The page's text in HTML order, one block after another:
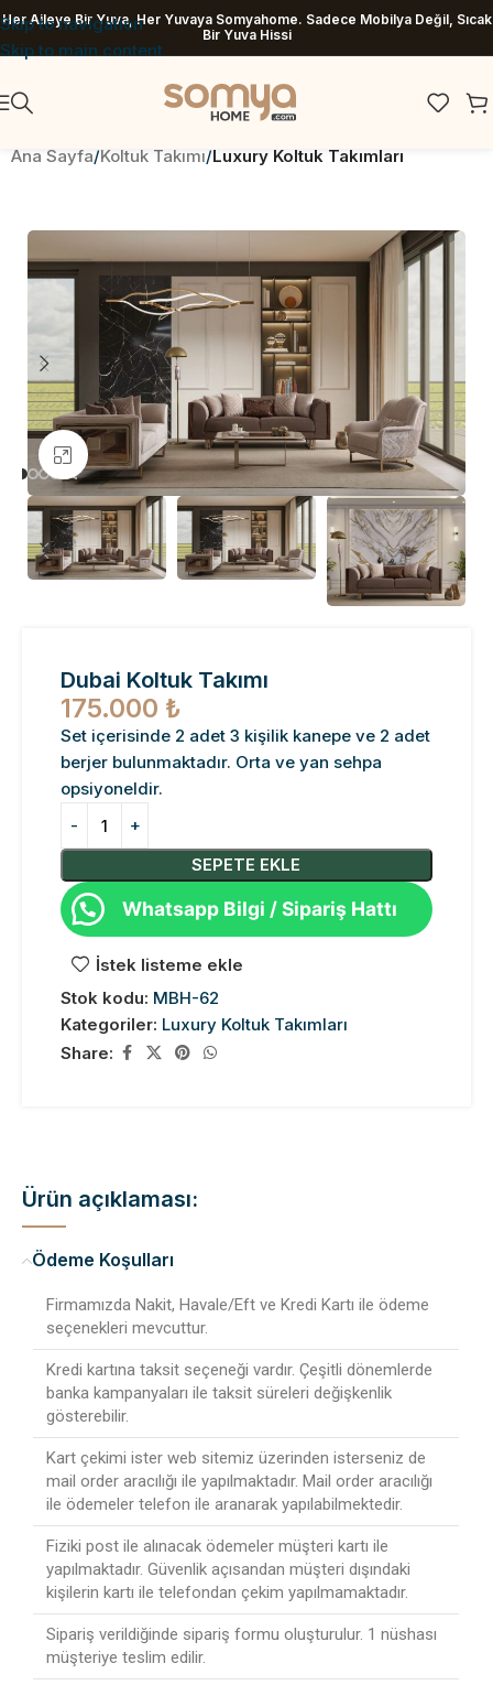
Skip to navigation
Skip to main content
Her Aileye Bir Yuva, Her Yuvaya Somyahome. Sadece Mobilya Değil, Sıcak
Bir Yuva Hissi
Ana Sayfa Koltuk Takımı Luxury Koltuk Takımları
Büyütmek için tıklayın
Dubai Koltuk Takımı
175.000 ₺
Set içerisinde 2 adet 3 kişilik kanepe ve 2 adet
berjer bulunmaktadır. Orta ve yan sehpa
opsiyoneldir.
SEPETE EKLE
Whatsapp Bilgi / Sipariş Hattı
İstek listeme ekle
Stok kodu: MBH-62
Kategoriler: Luxury Koltuk Takımları
Share:
Ürün açıklaması:
Ödeme Koşulları
Firmamızda Nakit, Havale/Eft ve Kredi Kartı ile ödeme
seçenekleri mevcuttur.
Kredi kartına taksit seçeneği vardır. Çeşitli dönemlerde
banka kampanyaları ile taksit süreleri değişkenlik
gösterebilir.
Kart çekimi ister web sitemiz üzerinden isterseniz de
mail order aracılığı ile yapılmaktadır. Mail order aracılığı
ile ödemeler telefon ile aranarak yapılabilmektedir.
Fiziki post ile alınacak ödemeler müşteri kartı ile
yapılmaktadır. Güvenlik açısandan müşteri dışındaki
kişilerin kartı ile telefondan çekim yapılmamaktadır.
Sipariş verildiğinde sipariş formu oluşturulur. 1 nüshası
müşteriye teslim edilir.